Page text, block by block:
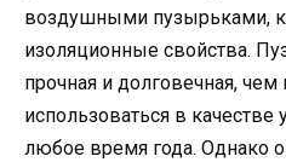
воздушными пузырьками,
изоляционные свойства.
прочная и долговечная,
использоваться в качестве
любое время года. Однако